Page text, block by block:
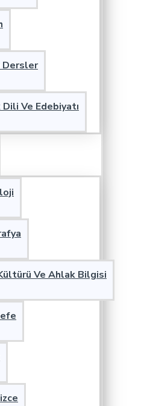
Dersler
Dili Ve Edebiyatı
Ve Ahlak Bilgisi